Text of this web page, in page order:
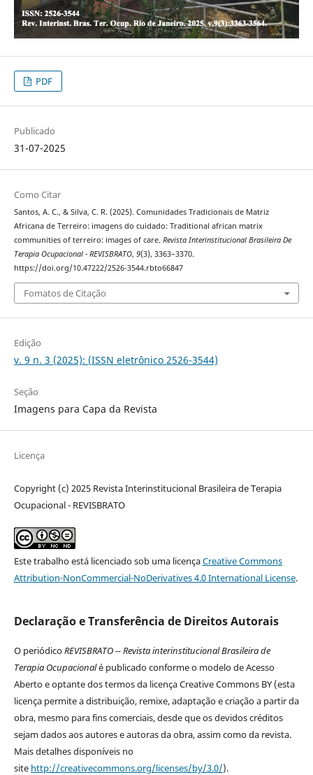
PDF
Publicado
31-07-2025
Como Citar
Santos, A. C., & Silva, C. R. (2025). Comunidades Tradicionais de Matriz
Africana de Terreiro: imagens do cuidado: Traditional african matrix
communities of terreiro: images of care. Revista Interinstitucional Brasileira De
Terapia Ocupacional - REVISBRATO, 9(3), 3363–3370.
https://doi.org/10.47222/2526-3544.rbto66847
Fomatos de Citação
Edição
v. 9 n. 3 (2025): (ISSN eletrônico 2526-3544)
Seção
Imagens para Capa da Revista
Licença
Copyright (c) 2025 Revista Interinstitucional Brasileira de Terapia
Ocupacional - REVISBRATO
Este trabalho está licenciado sob uma licençaCreative Commons
Attribution-NonCommercial-NoDerivatives 4.0 International License.
Declaração e Transferência de Direitos Autorais
O periódicoREVISBRATO -- Revista interinstitucional Brasileira de
Terapia Ocupacionalé publicado conforme o modelo de Acesso
Aberto e optante dos termos da licença Creative Commons BY (esta
licença permite a distribuição, remixe, adaptação e criação a partir da
obra, mesmo para fins comerciais, desde que os devidos créditos
sejam dados aos autores e autoras da obra, assim como da revista.
Mais detalhes disponíveis no
site http://creativecommons.org/licenses/by/3.0/).